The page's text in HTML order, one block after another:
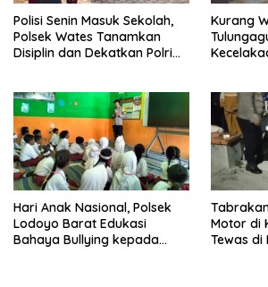
Polisi Senin Masuk Sekolah,
Polsek Wates Tanamkan
Disiplin dan Dekatkan Polri
Kurang
Hari Anak Nasional, Polsek
Lodoyo Barat Edukasi
Bahaya Bullying kepada
Motor di
Tewas di